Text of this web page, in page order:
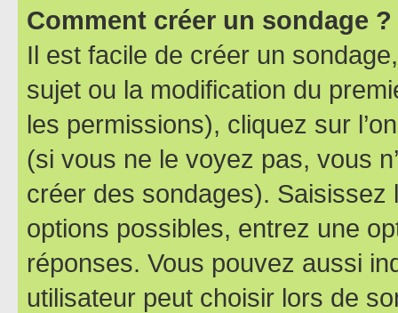
Comment créer un sondage ?
Il est facile de créer un
sujet ou la modification du
les permissions), cliquez sur
(si vous ne le voyez pas, vous
créer des sondages).
options possibles, entrez une
réponses. Vous pouvez aussi
utilisateur peut choisir lors de